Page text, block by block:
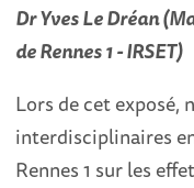
Dr Yves Le Dréan
de Rennes 1 - IRSET)
Lors de cet exposé,
interdisciplinaires
Rennes 1 sur les